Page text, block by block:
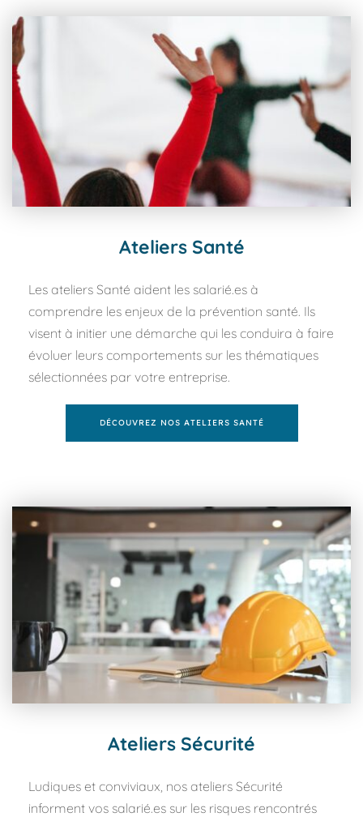
Ateliers Santé
Les ateliers Santé aident les salarié.es à
comprendre les enjeux de la prévention santé. Ils
visent à initier une démarche qui les conduira à faire
évoluer leurs comportements sur les thématiques
sélectionnées par votre entreprise.
DÉCOUVREZ NOS ATELIERS SANTÉ
Ateliers Sécurité
Ludiques et conviviaux, nos ateliers Sécurité
informent vos salarié.es sur les risques rencontrés